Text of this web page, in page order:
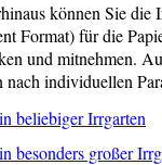
können Sie die
Format) für die
und mitnehmen.
nach individuellen
beliebiger Irrgarten
besonders großer